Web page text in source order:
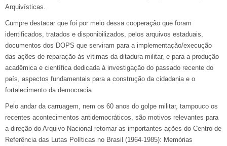
Arquivísticas.
Cumpre destacar que foi por meio dessa cooperação que foram
identificados, tratados e disponibilizados, pelos arquivos estaduais,
documentos dos DOPS que serviram para a implementação/execução
das ações de reparação às vítimas da ditadura militar, e para a produção
acadêmica e científica dedicada à investigação do passado recente do
país, aspectos fundamentais para a construção da cidadania e o
fortalecimento da democracia.
Pelo andar da carruagem, nem os 60 anos do golpe militar, tampouco os
recentes acontecimentos antidemocráticos, são motivos relevantes para
a direção do Arquivo Nacional retomar as importantes ações do Centro de
Referência das Lutas Políticas no Brasil (1964-1985): Memórias